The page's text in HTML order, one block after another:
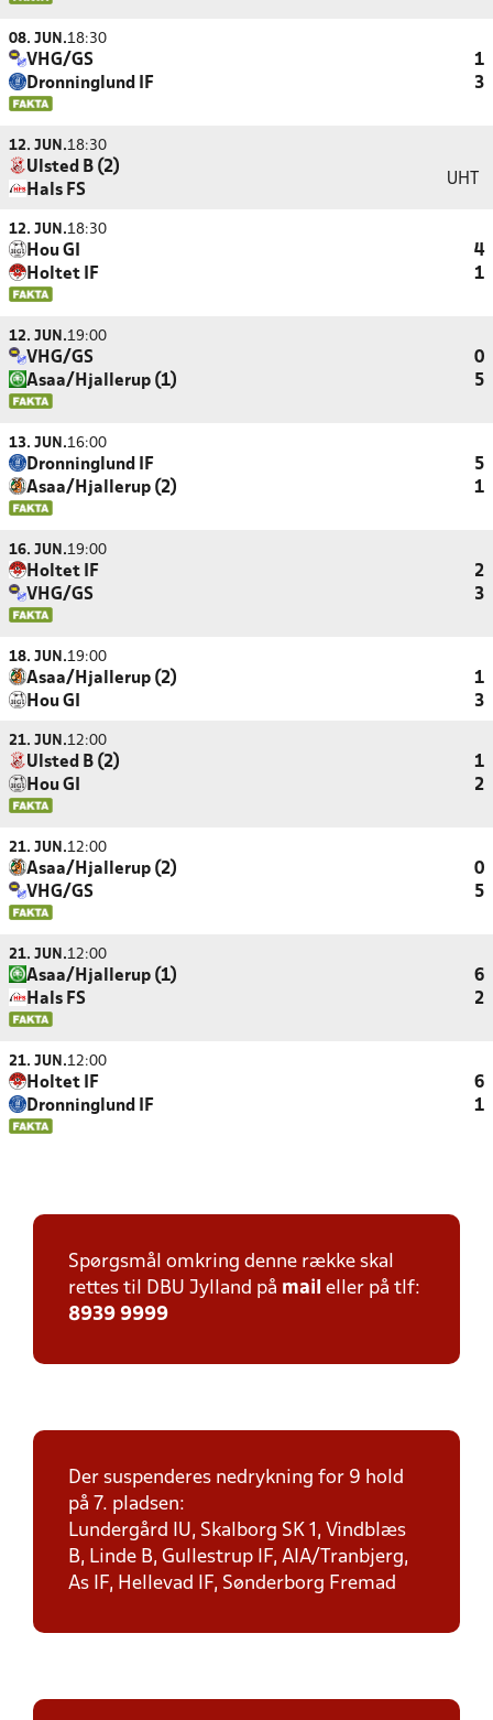
08. JUN.18:30
VHG/GS
1
Dronninglund IF
3
12. JUN.18:30
Ulsted B (2)
Hals FS
UHT
12. JUN.18:30
Hou GI
4
Holtet IF
1
12. JUN.19:00
VHG/GS
0
Asaa/Hjallerup (1)
5
13. JUN.16:00
Dronninglund IF
5
Asaa/Hjallerup (2)
1
16. JUN.19:00
Holtet IF
2
VHG/GS
3
18. JUN.19:00
Asaa/Hjallerup (2)
1
Hou GI
3
21. JUN.12:00
Ulsted B (2)
1
Hou GI
2
21. JUN.12:00
Asaa/Hjallerup (2)
0
VHG/GS
5
21. JUN.12:00
Asaa/Hjallerup (1)
6
Hals FS
2
21. JUN.12:00
Holtet IF
6
Dronninglund IF
1
Spørgsmål omkring denne række skal
rettes til DBU Jylland på mail eller på tlf:
8939 9999
Der suspenderes nedrykning for 9 hold
på 7. pladsen:
Lundergård IU, Skalborg SK 1, Vindblæs
B, Linde B, Gullestrup IF, AIA/Tranbjerg,
As IF, Hellevad IF, Sønderborg Fremad